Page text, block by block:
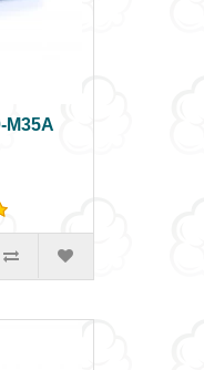
M35A